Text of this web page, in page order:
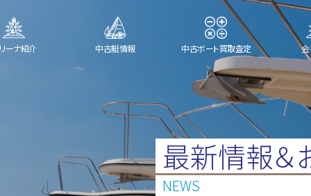
ーナ紹介 中古艇情報 中古ボート買取査定
最新情報＆
NEWS